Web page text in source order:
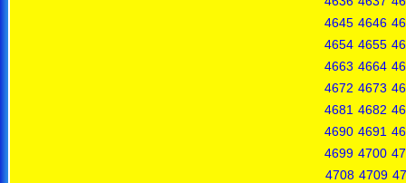
4645 4646
4654 4655
4663 4664
4672 4673
4681 4682
4690 4691
4699 4700
4708 4709